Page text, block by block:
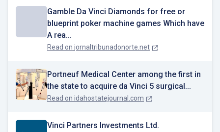
Gamble Da Vinci Diamonds for free or
blueprint poker machine games Which have
A rea...
Read on jornaltribunadonorte.net
Portneuf Medical Center among the first in
the state to acquire da Vinci 5 surgical...
Read on idahostatejournal.com
Vinci Partners Investments Ltd.